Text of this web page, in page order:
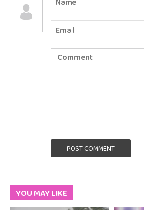
POST COMMENT
YOU MAY LIKE